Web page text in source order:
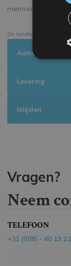
memorabilia.
De handtekening kan
Authenticiteit
Levering
Inlijsten
Vragen?
Neem
TELEFOON
+31 (0)85 - 40 19